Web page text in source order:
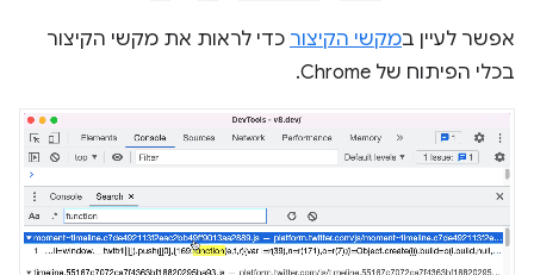
אפשר לעיין במקשי הקיצור כדי לראות את מקשי הקיצור
בכלי הפיתוח של Chrome.